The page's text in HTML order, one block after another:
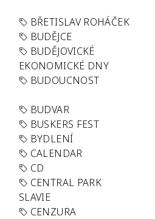
BŘETISLAV ROHÁČEK
BUDĚJCE
BUDĚJOVICKÉ
EKONOMICKÉ DNY
BUDOUCNOST
BUDVAR
BUSKERS FEST
BYDLENÍ
CALENDAR
CD
CENTRAL PARK
SLAVIE
CENZURA